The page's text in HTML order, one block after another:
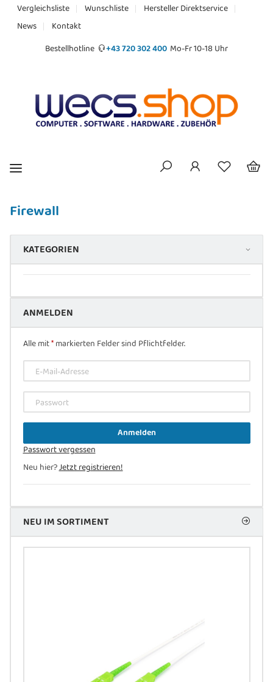
Vergleichsliste Wunschliste
Hersteller Direktservice
News
Kontakt
Bestellhotline
+43 720 302 400 Mo-Fr 10-18 Uhr
Firewall
KATEGORIEN
ANMELDEN
Alle mit*markierten Felder sind Pflichtfelder.
E-Mail-Adresse
Passwort
Anmelden
Passwort vergessen
Neu hier?Jetzt registrieren!
NEU IM SORTIMENT